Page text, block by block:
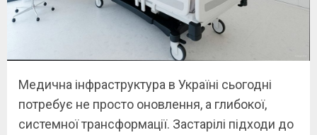
Медична інфраструктура в Україні сьогодні
потребує не просто оновлення, а глибокої,
системної трансформації. Застарілі підходи до